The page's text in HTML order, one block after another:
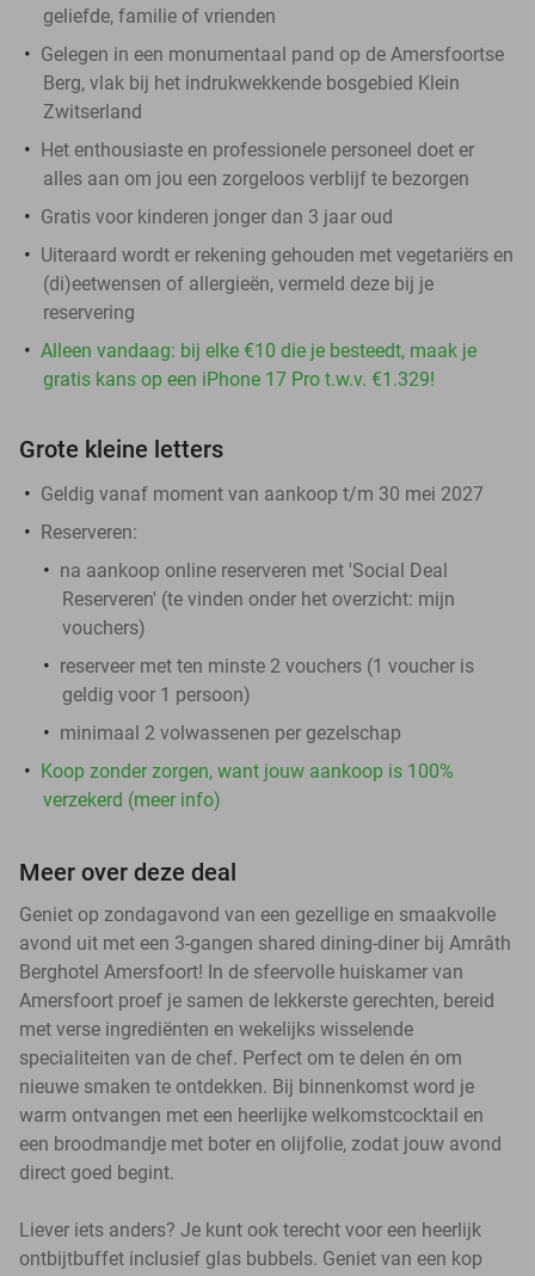
geliefde, familie of vrienden
Gelegen in een monumentaal pand op de Amersfoortse
Berg, vlak bij het indrukwekkende bosgebied Klein
Zwitserland
Het enthousiaste en professionele personeel doet er
alles aan om jou een zorgeloos verblijf te bezorgen
Gratis voor kinderen jonger dan 3 jaar oud
Uiteraard wordt er rekening gehouden met vegetariërs en
(di)eetwensen of allergieën, vermeld deze bij je
reservering
Alleen vandaag: bij elke €10 die je besteedt, maak je
gratis kans op een iPhone 17 Pro t.w.v. €1.329!
Grote kleine letters
Geldig vanaf moment van aankoop t/m 30 mei 2027
Reserveren:
na aankoop online reserveren met 'Social Deal
Reserveren' (te vinden onder het overzicht: mijn
vouchers)
reserveer met ten minste 2 vouchers (1 voucher is
geldig voor 1 persoon)
minimaal 2 volwassenen per gezelschap
Koop zonder zorgen, want jouw aankoop is 100%
verzekerd (meer info)
Meer over deze deal
Geniet op zondagavond van een gezellige en smaakvolle
avond uit met een 3-gangen shared dining-diner bij Amrâth
Berghotel Amersfoort! In de sfeervolle huiskamer van
Amersfoort proef je samen de lekkerste gerechten, bereid
met verse ingrediënten en wekelijks wisselende
specialiteiten van de chef. Perfect om te delen én om
nieuwe smaken te ontdekken. Bij binnenkomst word je
warm ontvangen met een heerlijke welkomstcocktail en
een broodmandje met boter en olijfolie, zodat jouw avond
direct goed begint.
Liever iets anders? Je kunt ook terecht voor een heerlijk
ontbijtbuffet inclusief glas bubbels. Geniet van een kop